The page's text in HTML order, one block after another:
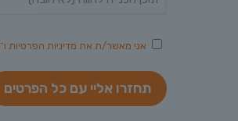
אני מאשר/ת את מדיניות הפרטיותו־